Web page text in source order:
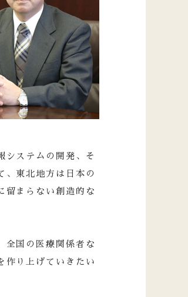
システムの開発、そ
、東北地方は日本の
留まらない創造的な
全国の医療関係者な
作り上げていきたい